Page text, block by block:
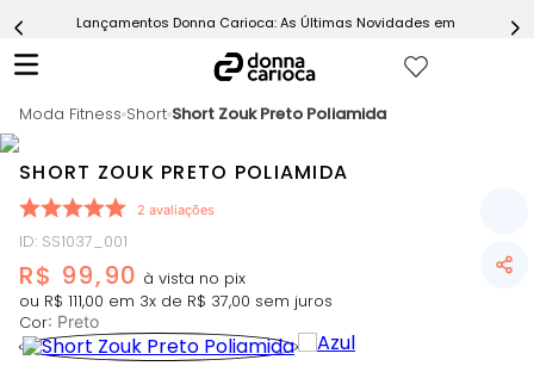
Lançamentos Donna Carioca: As Últimas Novidades em Moda
Moda Fitness Short Short Zouk Preto Poliamida
SHORT ZOUK PRETO POLIAMIDA
2 avaliações
ID: SS1037_001
R$ 99,90
ou R$ 111,00 em 3x de R$ 37,00 sem juros
Cor: Preto
Calça
7º Epic Vermelho
9º
Challenge Azul
10ºUltimate Rosa